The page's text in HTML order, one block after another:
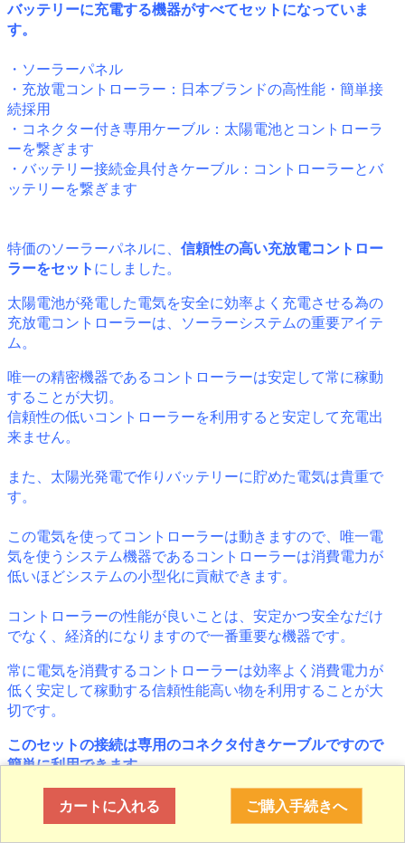
バッテリーに充電する機器がすべてセットになっていま
す。
・ソーラーパネル
・充放電コントローラー：日本ブランドの高性能・簡単接
続採用
・コネクター付き専用ケーブル：太陽電池とコントローラ
ーを繋ぎます
・バッテリー接続金具付きケーブル：コントローラーとバ
ッテリーを繋ぎます
特価のソーラーパネルに、 信頼性の高い充放電コントロー
ラーをセット にしました。
太陽電池が発電した電気を安全に効率よく充電させる為の
充放電コントローラーは、ソーラーシステムの重要アイテ
ム。
唯一の精密機器であるコントローラーは安定して常に稼動
することが大切。
信頼性の低いコントローラーを利用すると安定して充電出
来ません。
また、太陽光発電で作りバッテリーに貯めた電気は貴重で
す。
この電気を使ってコントローラーは動きますので、唯一電
気を使うシステム機器であるコントローラーは消費電力が
低いほどシステムの小型化に貢献できます。
コントローラーの性能が良いことは、安定かつ安全なだけ
でなく、経済的になりますので一番重要な機器です。
常に電気を消費するコントローラーは効率よく消費電力が
低く安定して稼動する信頼性能高い物を利用することが大
切です。
このセットの接続は専用のコネクタ付きケーブルですので
簡単に利用できます。
お客様がお持ちのバッテリーや車や船のバッテリー、古い
バッテリーのリユースなど、いろいろとお試しください。
カートに入れる ご購入手続きへ